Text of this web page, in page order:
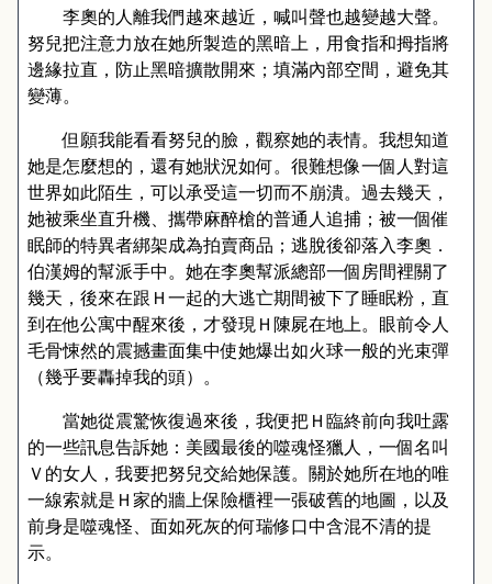
李奧的人離我們越來越近，喊叫聲也越變越大聲。
努兒把注意力放在她所製造的黑暗上，用食指和拇指將
邊緣拉直，防止黑暗擴散開來；填滿內部空間，避免其
變薄。
但願我能看看努兒的臉，觀察她的表情。我想知道
她是怎麼想的，還有她狀況如何。很難想像一個人對這
世界如此陌生，可以承受這一切而不崩潰。過去幾天，
她被乘坐直升機、攜帶麻醉槍的普通人追捕；被一個催
眠師的特異者綁架成為拍賣商品；逃脫後卻落入李奧．
伯漢姆的幫派手中。她在李奧幫派總部一個房間裡關了
幾天，後來在跟Ｈ一起的大逃亡期間被下了睡眠粉，直
到在他公寓中醒來後，才發現Ｈ陳屍在地上。眼前令人
毛骨悚然的震撼畫面集中使她爆出如火球一般的光束彈
（幾乎要轟掉我的頭）。
當她從震驚恢復過來後，我便把Ｈ臨終前向我吐露
的一些訊息告訴她：美國最後的噬魂怪獵人，一個名叫
Ｖ的女人，我要把努兒交給她保護。關於她所在地的唯
一線索就是Ｈ家的牆上保險櫃裡一張破舊的地圖，以及
前身是噬魂怪、面如死灰的何瑞修口中含混不清的提
示。